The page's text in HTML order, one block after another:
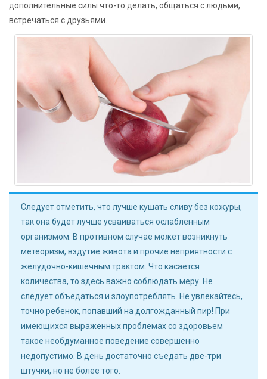
дополнительные силы что-то делать, общаться с людьми,
встречаться с друзьями.
Следует отметить, что лучше кушать сливу без кожуры,
так она будет лучше усваиваться ослабленным
организмом. В противном случае может возникнуть
метеоризм, вздутие живота и прочие неприятности с
желудочно-кишечным трактом. Что касается
количества, то здесь важно соблюдать меру. Не
следует объедаться и злоупотреблять. Не увлекайтесь,
точно ребенок, попавший на долгожданный пир! При
имеющихся выраженных проблемах со здоровьем
такое необдуманное поведение совершенно
недопустимо. В день достаточно съедать две-три
штучки, но не более того.